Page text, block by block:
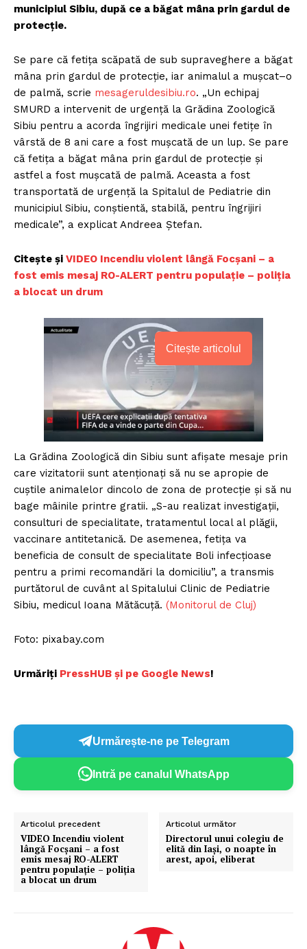
municipiul Sibiu, după ce a băgat mâna prin gardul de
protecţie.
Se pare că fetița scăpată de sub supraveghere a băgat
mâna prin gardul de protecție, iar animalul a mușcat–o
de palmă, scrie mesageruldesibiu.ro. „Un echipaj
SMURD a intervenit de urgenţă la Grădina Zoologică
Sibiu pentru a acorda îngrijiri medicale unei fetiţe în
vârstă de 8 ani care a fost muşcată de un lup. Se pare
că fetiţa a băgat mâna prin gardul de protecţie şi
astfel a fost muşcată de palmă. Aceasta a fost
transportată de urgenţă la Spitalul de Pediatrie din
municipiul Sibiu, conştientă, stabilă, pentru îngrijiri
medicale”, a explicat Andreea Ştefan.
Citește și VIDEO Incendiu violent lângă Focșani – a
fost emis mesaj RO-ALERT pentru populație – poliția
a blocat un drum
Citește articolul
La Grădina Zoologică din Sibiu sunt afişate mesaje prin
care vizitatorii sunt atenţionaţi să nu se apropie de
cuştile animalelor dincolo de zona de protecţie şi să nu
bage mâinile printre gratii. „S-au realizat investigaţii,
consulturi de specialitate, tratamentul local al plăgii,
vaccinare antitetanică. De asemenea, fetiţa va
beneficia de consult de specialitate Boli infecţioase
pentru a primi recomandări la domiciliu”, a transmis
purtătorul de cuvânt al Spitalului Clinic de Pediatrie
Sibiu, medicul Ioana Mătăcuţă. (Monitorul de Cluj)
Foto: pixabay.com
Urmăriți PressHUB și pe Google News!
Urmărește-ne pe Telegram
Intră pe canalul WhatsApp
Articolul precedent
VIDEO Incendiu violent
lângă Focșani – a fost
emis mesaj RO-ALERT
pentru populație – poliția
a blocat un drum
Articolul următor
Directorul unui colegiu de
elită din Iaşi, o noapte în
arest, apoi, eliberat